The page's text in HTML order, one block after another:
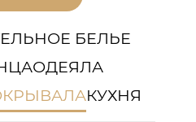
БЕЛЬЕ
ОДЕЯЛА
КУХНЯ